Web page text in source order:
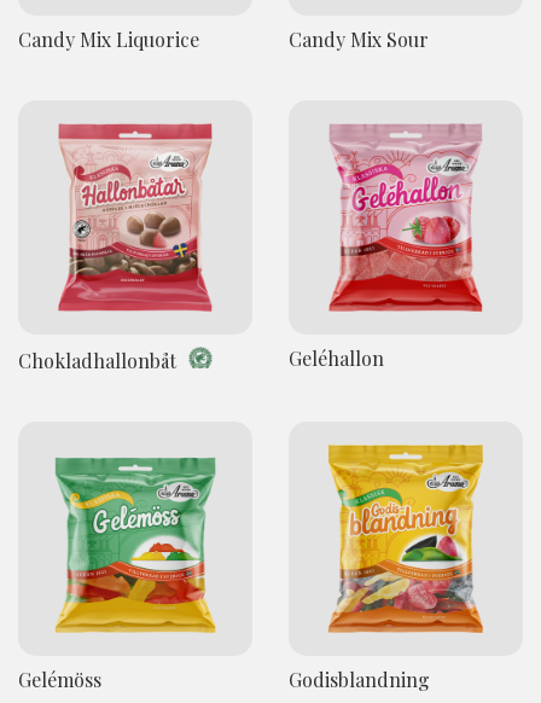
Candy Mix Liquorice Candy Mix Sour
Chokladhallonbåt Geléhallon
Gelémöss Godisblandning